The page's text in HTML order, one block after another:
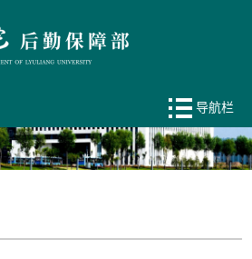
导航栏